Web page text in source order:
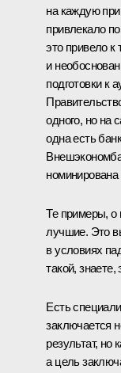
на каждую
привлекало
это привело к
и
подготовки к
одного, но на
одна есть
Те примеры, о
лучшие. Это
в условиях
такой,
Есть
заключается
результат, но
а цель